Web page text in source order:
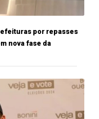
por repasses
nova fase da